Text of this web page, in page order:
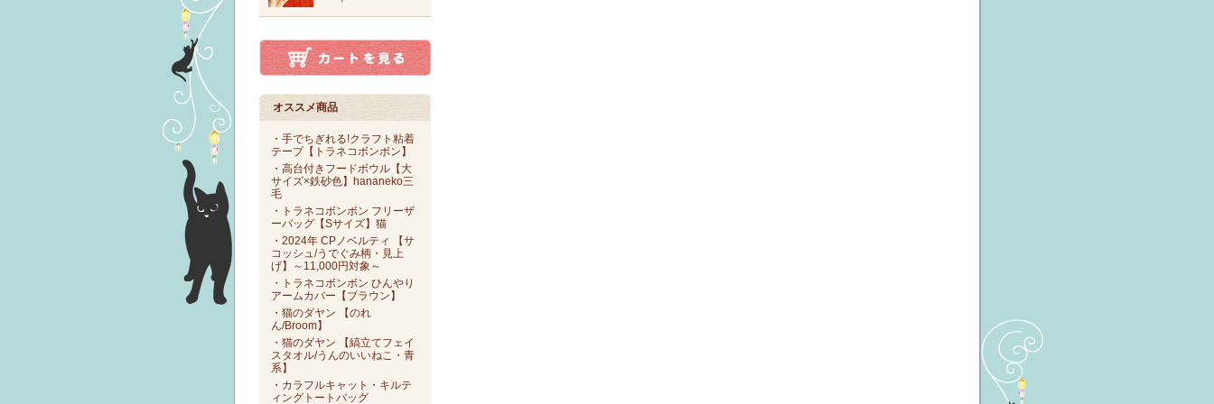
オススメ商品
・手でちぎれる!クラフト粘着
テープ【トラネコボンボン】
・高台付きフードボウル【大
サイズ×鉄砂色】hananeko三
毛
・トラネコボンボン フリーザ
ーバッグ【Sサイズ】猫
・2024年 CPノベルティ 【サ
コッシュ/うでぐみ柄・見上
げ】～11,000円対象～
・トラネコボンボン ひんやり
アームカバー【ブラウン】
・猫のダヤン 【のれ
ん/Broom】
・猫のダヤン 【縞立てフェイ
スタオル/うんのいいねこ・青
系】
・カラフルキャット・キルテ
ィングトートバッグ